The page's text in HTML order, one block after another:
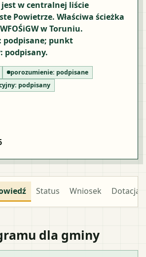
jest w centralnej liście
Powietrze. Właściwa ścieżka
w Toruniu.
podpisane; punkt
podpisany.
porozumienie: podpisane
podpisany
Status Wniosek Dotacja
dla gminy